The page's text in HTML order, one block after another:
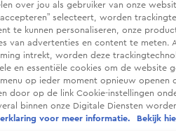
LivestreamsShop
over jou als gebruiker van onze
selecteert, worden
te kunnen personaliseren, onze
van advertenties en content te meten.
intrekt, worden deze
en essentiële cookies om de website
op ieder moment opnieuw openen
door op de link Cookie-instellingen
binnen onze Digitale Diensten
voor meer informatie.
Bekijk